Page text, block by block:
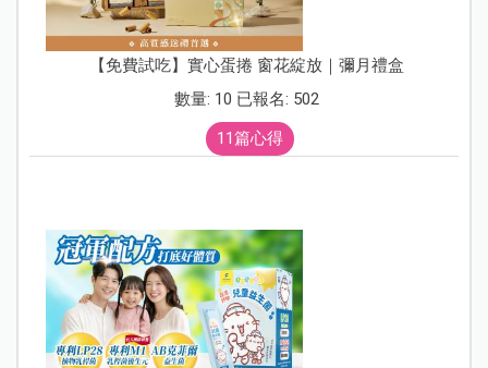
【免費試吃】實心蛋捲 窗花綻放｜彌月禮盒
數量: 10 已報名: 502
11篇心得